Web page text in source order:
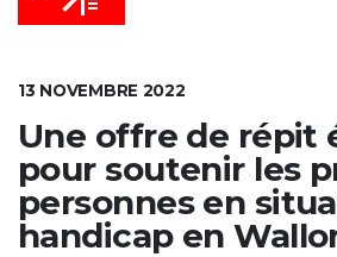
13 NOVEMBRE 2022
Une offre de répit
pour soutenir les
personnes en
handicap en